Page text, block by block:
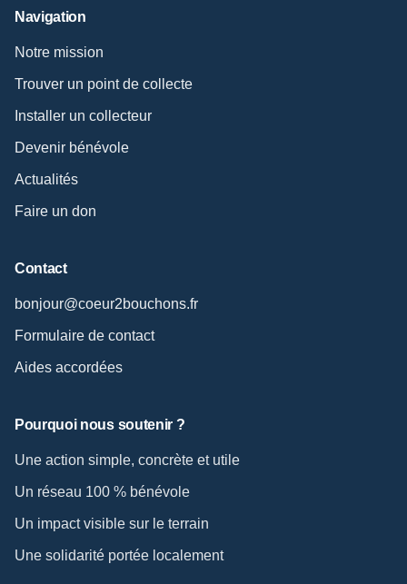
Navigation
Notre mission
Trouver un point de collecte
Installer un collecteur
Devenir bénévole
Actualités
Faire un don
Contact
bonjour@coeur2bouchons.fr
Formulaire de contact
Aides accordées
Pourquoi nous soutenir ?
Une action simple, concrète et utile
Un réseau 100 % bénévole
Un impact visible sur le terrain
Une solidarité portée localement